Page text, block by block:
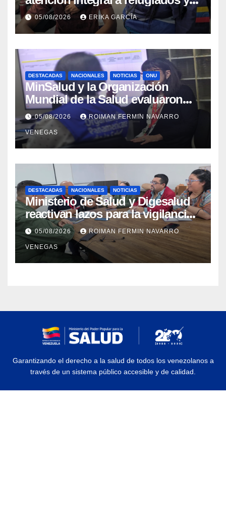
evaluación de vacunación en
Aragua
05/08/2026 ERIKA GARCÍA
DESTACADAS NACIONALES NOTICIAS ONU
MinSalud y la Organización
Mundial de la Salud evaluaron
propuesta técnica integral en
materia de agua saneamiento e
higiene ante contingencia
sísmica
05/08/2026 ROIMAN FERMIN NAVARRO
VENEGAS
DESTACADAS NACIONALES NOTICIAS
Ministerio de Salud y Digesalud
reactivan lazos para la vigilancia
epidemiológica y el control de
enfermedades
05/08/2026 ROIMAN FERMIN NAVARRO
VENEGAS
Garantizando el derecho a la salud de todos los venezolanos a
través de un sistema público accesible y de calidad.